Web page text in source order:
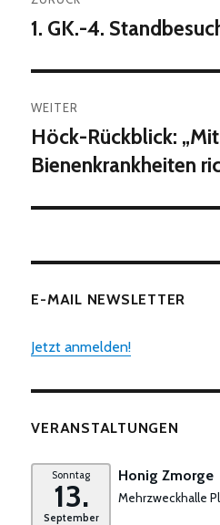
Vorheriger
1. GK.-4.
WEITER
Nächster
Beitrag:
Höck-Rückblick: „Mit
Bienenkrankheiten
E-MAIL NEWSLETTER
Jetzt anmelden!
VERANSTALTUNGEN
Sonntag
13.
September
Honig Zmorge
Mehrzweckhalle